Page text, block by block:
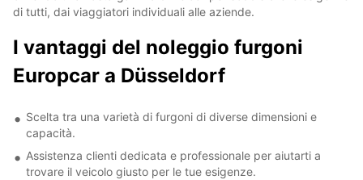
di tutti, dai viaggiatori individuali alle aziende.
I vantaggi del noleggio furgoni
Europcar a Düsseldorf
Scelta tra una varietà di furgoni di diverse dimensioni e
capacità.
Assistenza clienti dedicata e professionale per aiutarti a
trovare il veicolo giusto per le tue esigenze.